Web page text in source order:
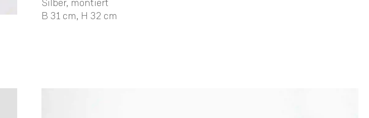
Silber, montiert
B 31 cm, H 32 cm